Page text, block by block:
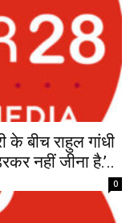
के बीच राहुल गांधी
नहीं जीना है.’..
0